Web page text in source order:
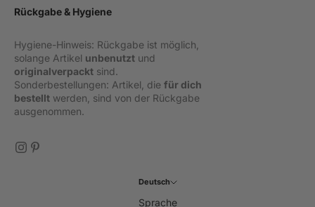
Rückgabe & Hygiene
Hygiene-Hinweis: Rückgabe ist möglich,
solange Artikel unbenutzt und
originalverpackt sind.
Sonderbestellungen: Artikel, die für dich
bestellt werden, sind von der Rückgabe
ausgenommen.
Deutsch
Sprache